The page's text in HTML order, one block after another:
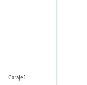
Garaje 1